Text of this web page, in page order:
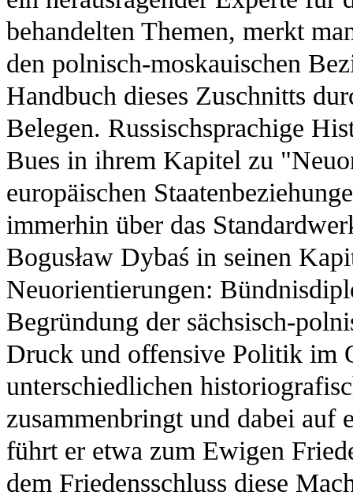
behandelten Themen, merkt
den polnisch-moskauischen
Handbuch dieses Zuschnitts
Belegen. Russischsprachige
Bues in ihrem Kapitel zu
europäischen
immerhin über das
Bogusław Dybaś in seinen
Neuorientierungen:
Begründung der sächsisch-
Druck und offensive Politik im
unterschiedlichen
zusammenbringt und dabei auf
führt er etwa zum Ewigen
dem Friedensschluss diese